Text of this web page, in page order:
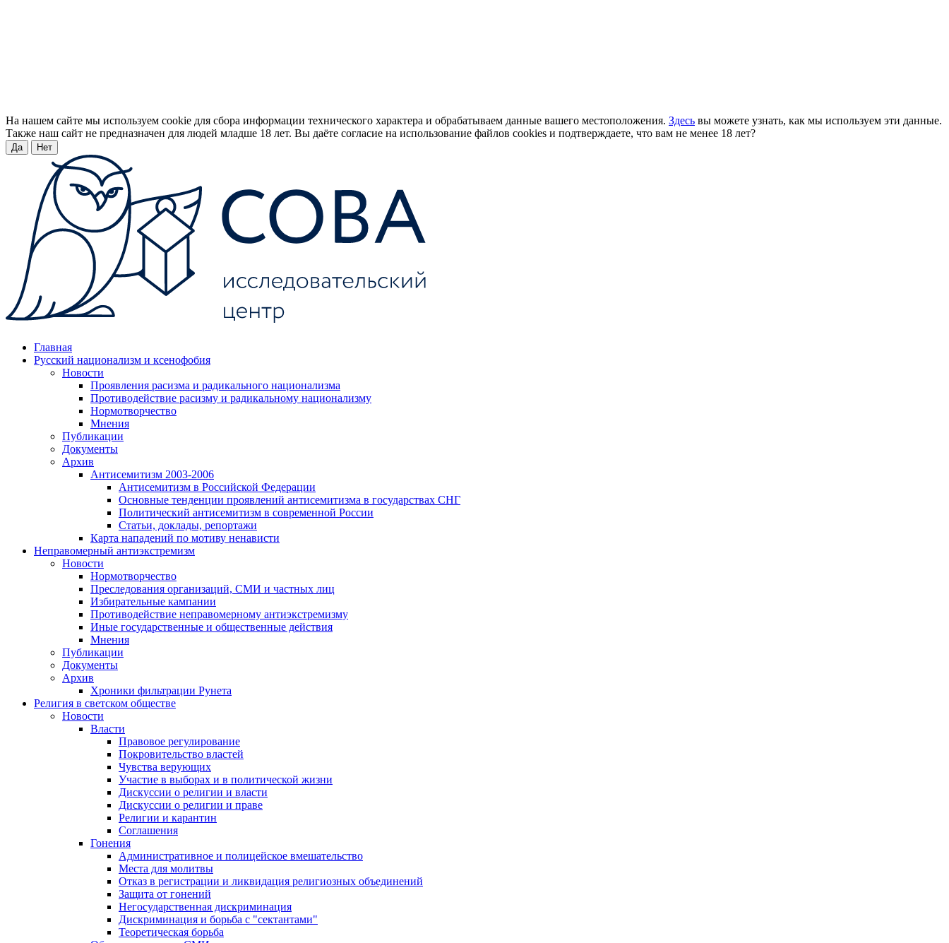
На нашем сайте мы используем cookie для сбора информации технического характера и обрабатываем данные вашего местоположения. Здесь вы можете узнать, как мы используем эти данные.
Также наш сайт не предназначен для людей младше 18 лет. Вы даёте согласие на использование файлов cookies и подтверждаете, что вам не менее 18 лет?
Да Нет
Главная
Русский национализм и ксенофобия
Новости
Проявления расизма и радикального национализма
Противодействие расизму и радикальному национализму
Нормотворчество
Мнения
Публикации
Документы
Архив
Антисемитизм 2003-2006
Антисемитизм в Российской Федерации
Основные тенденции проявлений антисемитизма в государствах СНГ
Политический антисемитизм в современной России
Статьи, доклады, репортажи
Карта нападений по мотиву ненависти
Неправомерный антиэкстремизм
Новости
Нормотворчество
Преследования организаций, СМИ и частных лиц
Избирательные кампании
Противодействие неправомерному антиэкстремизму
Иные государственные и общественные действия
Мнения
Публикации
Документы
Архив
Хроники фильтрации Рунета
Религия в светском обществе
Новости
Власти
Правовое регулирование
Покровительство властей
Чувства верующих
Участие в выборах и в политической жизни
Дискуссии о религии и власти
Дискуссии о религии и праве
Религии и карантин
Соглашения
Гонения
Административное и полицейское вмешательство
Места для молитвы
Отказ в регистрации и ликвидация религиозных объединений
Защита от гонений
Негосударственная дискриминация
Дискриминация и борьба с "сектантами"
Теоретическая борьба